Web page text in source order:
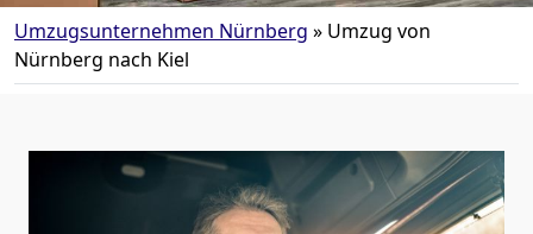
Umzugsunternehmen Nürnberg » Umzug von
Nürnberg nach Kiel